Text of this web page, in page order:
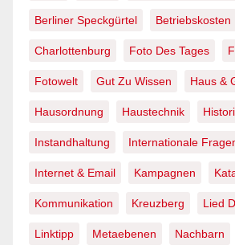
Berliner Speckgürtel Betriebskosten
Charlottenburg Foto Des Tages
Fotowelt Gut Zu Wissen Haus &
Hausordnung Haustechnik
Instandhaltung Internationale
Internet & Email Kampagnen
Kommunikation Kreuzberg Lied
Linktipp Metaebenen Nachbarn